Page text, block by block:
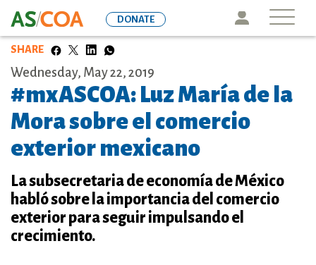
to
Icon
DONATE
SHARE
Wednesday, May 22, 2019
#mxASCOA: Luz María de la
Mora sobre el comercio
exterior mexicano
La subsecretaria de economía de México
habló sobre la importancia del comercio
exterior para seguir impulsando el
crecimiento.